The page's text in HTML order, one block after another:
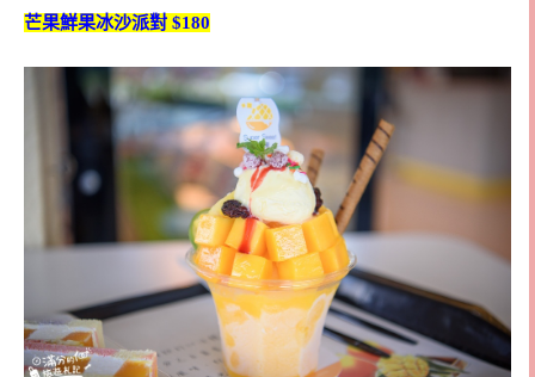
芒果鮮果冰沙派對 $180